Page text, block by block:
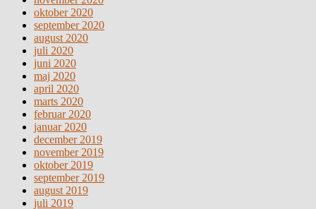
oktober 2020
september 2020
august 2020
juli 2020
juni 2020
maj 2020
april 2020
marts 2020
februar 2020
januar 2020
december 2019
november 2019
oktober 2019
september 2019
august 2019
juli 2019